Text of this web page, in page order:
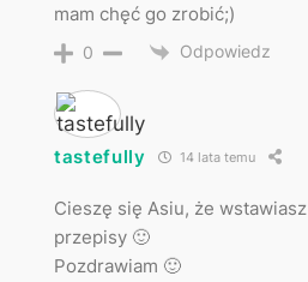
mam chęć go zrobić;)
0 Odpowiedz
tastefully 14 lata temu
Cieszę się Asiu, że
przepisy 🙂
Pozdrawiam 🙂